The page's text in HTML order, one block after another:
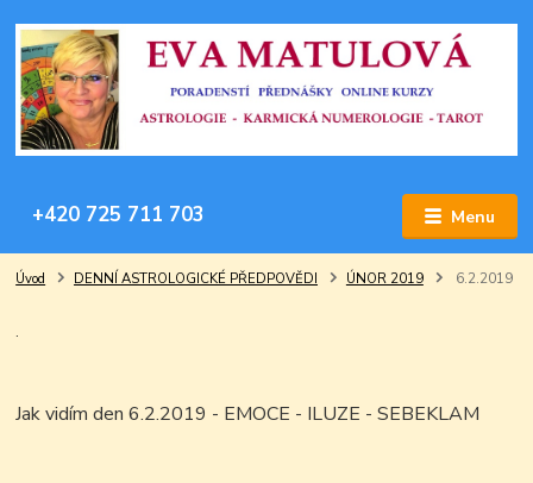
Menu
+420 725 711 703
Úvod DENNÍ ASTROLOGICKÉ PŘEDPOVĚDI ÚNOR 2019 6.2.2019
.
Jak vidím den 6.2.2019 - EMOCE - ILUZE - SEBEKLAM